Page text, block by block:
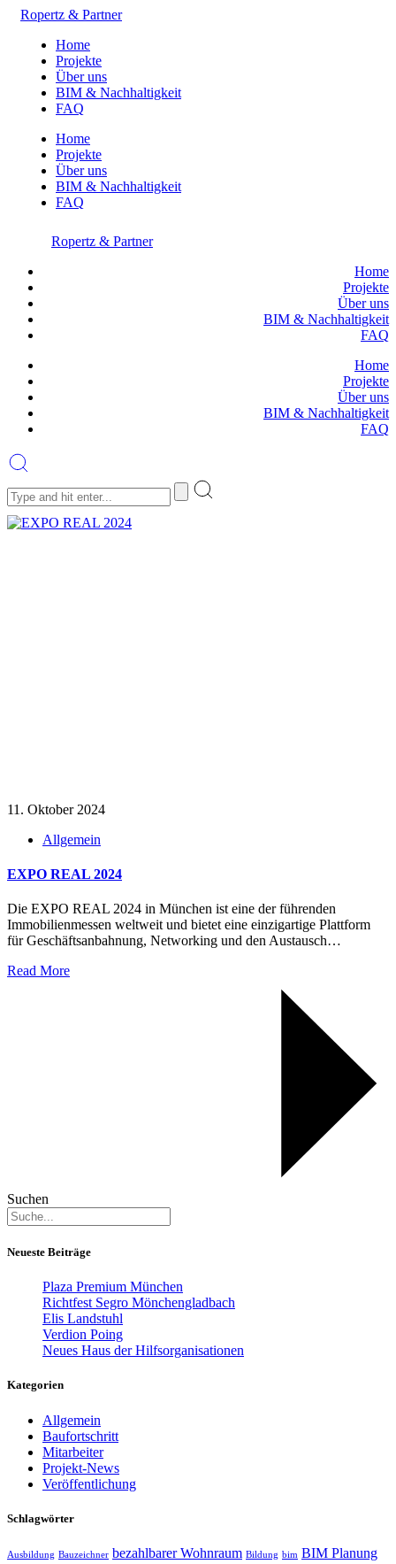
Ropertz & Partner
Home
Projekte
Über uns
BIM & Nachhaltigkeit
FAQ
Home
Projekte
Über uns
BIM & Nachhaltigkeit
FAQ
Ropertz & Partner
Home
Projekte
Über uns
BIM & Nachhaltigkeit
FAQ
Home
Projekte
Über uns
BIM & Nachhaltigkeit
FAQ
11. Oktober 2024
Allgemein
EXPO REAL 2024
Die EXPO REAL 2024 in München ist eine der führenden
Immobilienmessen weltweit und bietet eine einzigartige Plattform
für Geschäftsanbahnung, Networking und den Austausch…
Read More
Suchen
Neueste Beiträge
Plaza Premium München
Richtfest Segro Mönchengladbach
Elis Landstuhl
Verdion Poing
Neues Haus der Hilfsorganisationen
Kategorien
Allgemein
Baufortschritt
Mitarbeiter
Projekt-News
Veröffentlichung
Schlagwörter
Ausbildung Bauzeichner bezahlbarer Wohnraum Bildung bim BIM Planung